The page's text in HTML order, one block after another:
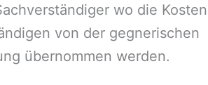
wo die Kosten
von der gegnerischen
übernommen werden.